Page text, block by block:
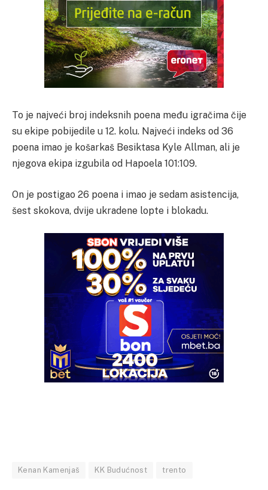
To je najveći broj indeksnih poena među igračima čije
su ekipe pobijedile u 12. kolu. Najveći indeks od 36
poena imao je košarkaš Besiktasa Kyle Allman, ali je
njegova ekipa izgubila od Hapoela 101:109.
On je postigao 26 poena i imao je sedam asistencija,
šest skokova, dvije ukradene lopte i blokadu.
Kenan Kamenjaš KK Budućnost trento